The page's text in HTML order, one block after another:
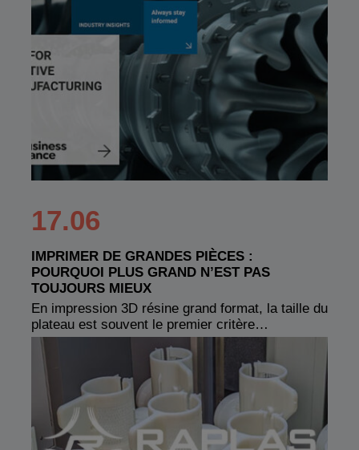
17.06
IMPRIMER DE GRANDES PIÈCES :
POURQUOI PLUS GRAND N’EST PAS
TOUJOURS MIEUX
En impression 3D résine grand format, la taille du
plateau est souvent le premier critère…